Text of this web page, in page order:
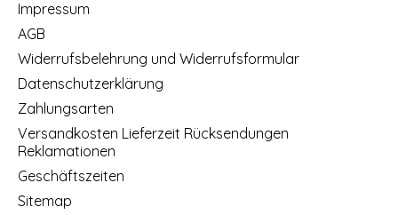
Impressum
AGB
Widerrufsbelehrung und Widerrufsformular
Datenschutzerklärung
Zahlungsarten
Versandkosten Lieferzeit Rücksendungen
Reklamationen
Geschäftszeiten
Sitemap